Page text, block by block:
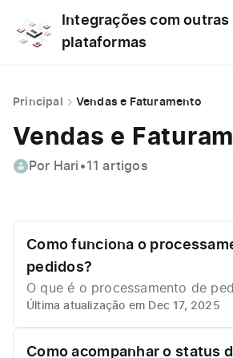
Integrações com outras
plataformas
Principal Vendas e Faturamento
Vendas e
Por Hari •11 artigos
Como funciona o
pedidos?
O que é o processamento de pedidos?
ocê realiza uma venda em sua
p, Shopify, Cartpanda ou
da venda é recebido
Última atualização em Dec 17, 2025
Como acompanhar o status